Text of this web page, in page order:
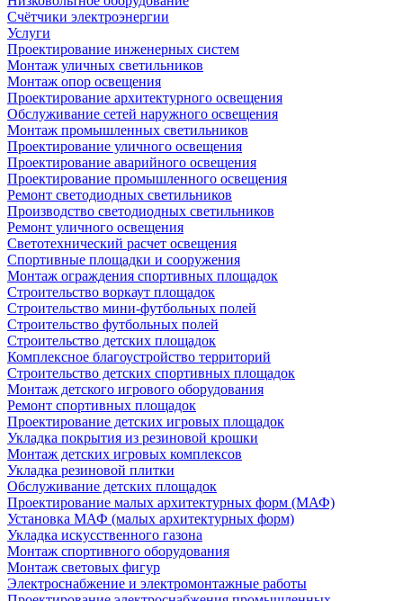
Счётчики электроэнергии
Услуги
Проектирование инженерных систем
Монтаж уличных светильников
Монтаж опор освещения
Проектирование архитектурного освещения
Обслуживание сетей наружного освещения
Монтаж промышленных светильников
Проектирование уличного освещения
Проектирование аварийного освещения
Проектирование промышленного освещения
Ремонт светодиодных светильников
Производство светодиодных светильников
Ремонт уличного освещения
Светотехнический расчет освещения
Спортивные площадки и сооружения
Монтаж ограждения спортивных площадок
Строительство воркаут площадок
Строительство мини-футбольных полей
Строительство футбольных полей
Строительство детских площадок
Комплексное благоустройство территорий
Строительство детских спортивных площадок
Монтаж детского игрового оборудования
Ремонт спортивных площадок
Проектирование детских игровых площадок
Укладка покрытия из резиновой крошки
Монтаж детских игровых комплексов
Укладка резиновой плитки
Обслуживание детских площадок
Проектирование малых архитектурных форм (МАФ)
Установка МАФ (малых архитектурных форм)
Укладка искусственного газона
Монтаж спортивного оборудования
Монтаж световых фигур
Электроснабжение и электромонтажные работы